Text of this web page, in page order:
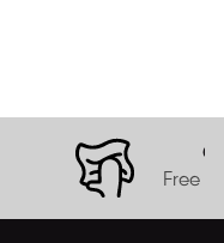
Free